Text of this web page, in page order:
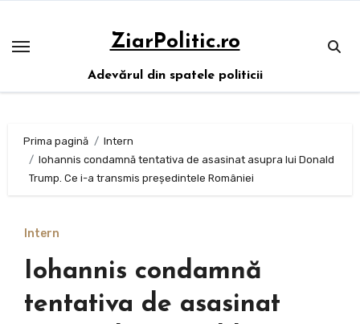
conținut
ZiarPolitic.ro
Adevărul din spatele politicii
Prima pagină
Intern
Iohannis condamnă tentativa de asasinat asupra lui Donald
Trump. Ce i-a transmis președintele României
Intern
Iohannis condamnă
tentativa de asasinat